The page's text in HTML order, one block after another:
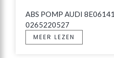
ABS POMP AUDI
0265220527
MEER LEZEN